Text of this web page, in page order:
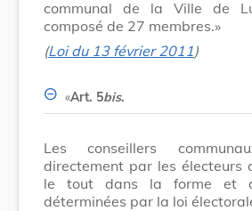
communal de la Ville de
composé de 27 membres.»
(Loi du 13 février 2011)
«Art. 5bis.
Les conseillers
directement par les électeurs
le tout dans la forme et
déterminées par la loi